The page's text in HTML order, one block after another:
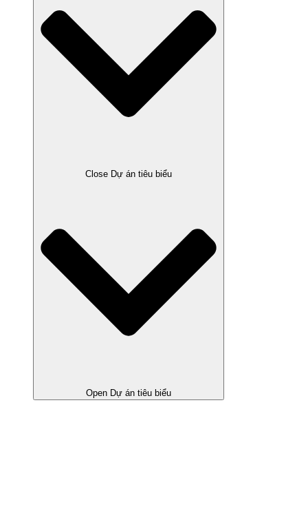
Close Dự án tiêu biểu
Open Dự án tiêu biểu